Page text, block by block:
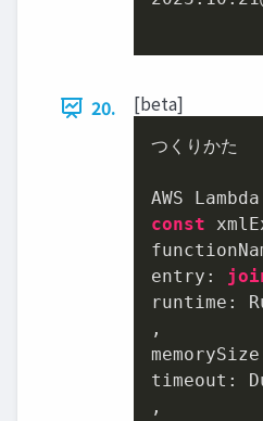
20. [beta]
つくりかた
const
entry:
runtime:
,
timeout:
,